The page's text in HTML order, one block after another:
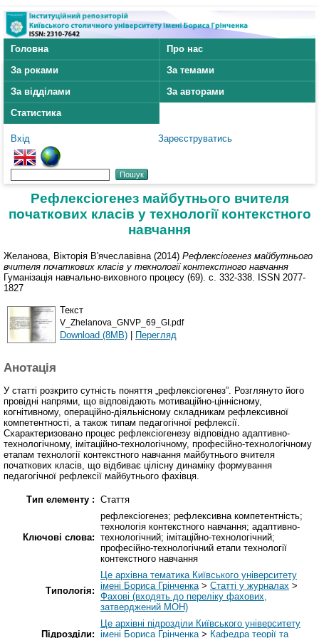
Головна
Про нас
За роками
За темами
За відділами
За авторами
Статистика
Вхід Зареєструватись
Рефлексіогенез майбутнього вчителя
початкових класів у технології контекстного
навчання
Желанова, Вікторія В'ячеславівна (2014) Рефлексіогенез майбутнього
вчителя початкових класів у технології контекстного навчання
Гуманізація навчально-виховного процесу (69). с. 332-338. ISSN 2077-
1827
Текст
V_Zhelanova_GNVP_69_GI.pdf
Download (8MB) | Перегляд
Анотація
У статті розкрито сутність поняття „рефлексіогенез”. Розглянуто його
провідні напрями, що відповідають мотиваційно-ціннісному,
когнітивному, операційно-діяльнісному складникам рефлексивної
компетентності, а також типам педагогічної рефлексії.
Схарактеризовано процес рефлексіогенезу відповідно адаптивно-
технологічному, імітаційно-технологічному, професійно-технологічному
етапам технології контекстного навчання майбутнього вчителя
початкових класів, що відбиває цілісну динаміку формування
педагогічної рефлексії майбутнього фахівця.
Тип елементу : Стаття
Ключові слова:
рефлексіогенез; рефлексивна компетентність;
технологія контекстного навчання; адаптивно-
технологічний; імітаційно-технологічний;
професійно-технологічний етапи технології
контекстного навчання
Типологія:
Це архівна тематика Київського університету
імені Бориса Грінченка> Статті у журналах >
Фахові (входять до переліку фахових,
затверджений МОН)
Підрозділи:
Це архівні підрозділи Київського університету
імені Бориса Грінченка> Кафедра теорії та